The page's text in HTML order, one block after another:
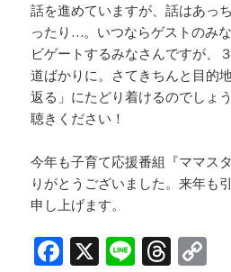
話を進めていますが、話はあっ
ったり…。いつならゲストのみ
ビゲートするみなさんですが、
道ばかりに。さてきちんと目的
返る」にたどり着けるのでしょ
聴きください！
今年も子育て応援番組『ママス
りがとうございました。来年も
申し上げます。
F X Li T